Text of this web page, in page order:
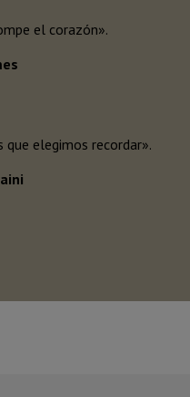
el corazón».
elegimos recordar».